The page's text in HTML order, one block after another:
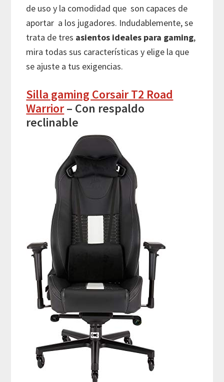
de uso y la comodidad que son capaces de
aportar a los jugadores. Indudablemente, se
trata de tres asientos ideales para gaming,
mira todas sus características y elige la que
se ajuste a tus exigencias.
Silla gaming Corsair T2 Road
Warrior– Con respaldo
reclinable